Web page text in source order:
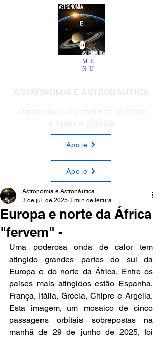
ASTRONOMIA E ASTRONÁUTICA
ME
NU
Astronomia e Astronáutica de forma
simples e didática
Apoie
Apoie
Europa e norte da África
"fervem" -
Astronomia e Astronáutica
3 de jul. de 2025 1 min de leitura
Uma poderosa onda de calor tem
atingido grandes partes do sul da
Europa e do norte da África. Entre os
países mais atingidos estão Espanha,
França, Itália, Grécia, Chipre e Argélia.
Esta imagem, um mosaico de cinco
passagens orbitais sobrepostas na
manhã de 29 de junho de 2025, foi